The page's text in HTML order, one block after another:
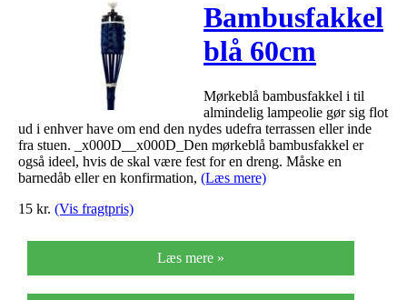
Bambusfakkel
blå 60cm
Mørkeblå bambusfakkel i til
almindelig lampeolie gør sig flot
ud i enhver have om end den nydes udefra terrassen eller inde
fra stuen. _x000D__x000D_Den mørkeblå bambusfakkel er
også ideel, hvis de skal være fest for en dreng. Måske en
barnedåb eller en konfirmation, (Læs mere)
15 kr. (Vis fragtpris)
Læs mere »